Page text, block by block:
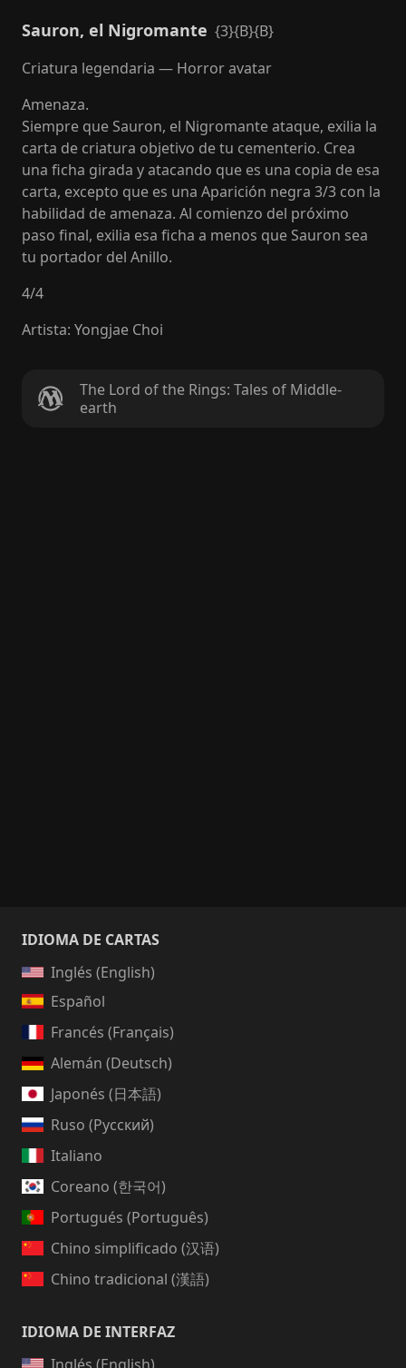
Sauron, el Nigromante {3}{B}{B}
Criatura legendaria — Horror avatar
Amenaza.
Siempre que Sauron, el Nigromante ataque, exilia la
carta de criatura objetivo de tu cementerio. Crea
una ficha girada y atacando que es una copia de esa
carta, excepto que es una Aparición negra 3/3 con la
habilidad de amenaza. Al comienzo del próximo
paso final, exilia esa ficha a menos que Sauron sea
tu portador del Anillo.
4/4
Artista: Yongjae Choi
The Lord of the Rings: Tales of Middle-
earth
IDIOMA DE CARTAS
Inglés (English)
Español
Francés (Français)
Alemán (Deutsch)
Japonés (日本語)
Ruso (Русский)
Italiano
Coreano (한국어)
Portugués (Português)
Chino simplificado (汉语)
Chino tradicional (漢語)
IDIOMA DE INTERFAZ